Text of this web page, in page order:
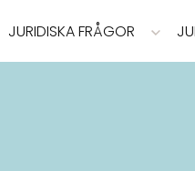
JURIDISKA FRÅGOR